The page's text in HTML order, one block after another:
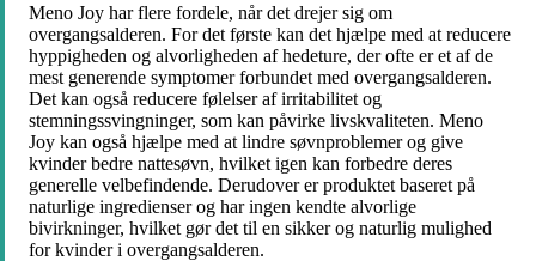
Meno Joy har flere fordele, når det drejer sig om
overgangsalderen. For det første kan det hjælpe med at reducere
hyppigheden og alvorligheden af ​​hedeture, der ofte er et af de
mest generende symptomer forbundet med overgangsalderen.
Det kan også reducere følelser af irritabilitet og
stemningssvingninger, som kan påvirke livskvaliteten. Meno
Joy kan også hjælpe med at lindre søvnproblemer og give
kvinder bedre nattesøvn, hvilket igen kan forbedre deres
generelle velbefindende. Derudover er produktet baseret på
naturlige ingredienser og har ingen kendte alvorlige
bivirkninger, hvilket gør det til en sikker og naturlig mulighed
for kvinder i overgangsalderen.